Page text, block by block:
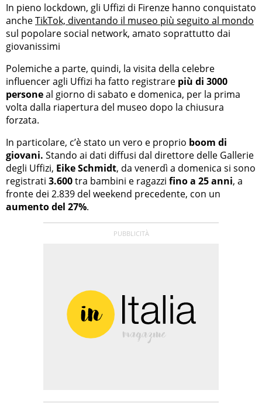
In pieno lockdown, gli Uffizi di Firenze hanno conquistato
ancheTikTok, diventando il museo più seguito al mondo
sul popolare social network, amato soprattutto dai
giovanissimi
Polemiche a parte, quindi, la visita della celebre
influencer agli Uffizi ha fatto registrare più di 3000
personeal giorno di sabato e domenica, per la prima
volta dalla riapertura del museo dopo la chiusura
forzata.
In particolare, c’è stato un vero e proprio boom di
giovani. Stando ai dati diffusi dal direttore delle Gallerie
degli Uffizi, Eike Schmidt, da venerdì a domenica si sono
registrati 3.600tra bambini e ragazzi fino a 25 anni, a
fronte dei 2.839 del weekend precedente, con un
aumento del 27%.